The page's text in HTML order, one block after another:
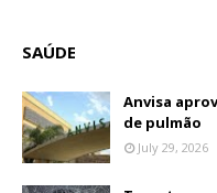
SAÚDE
Anvisa
de pulmão
July 29, 2026